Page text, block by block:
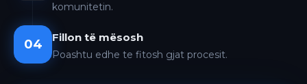
komunitetin.
04 Fillon të mësosh
Poashtu edhe te fitosh gjat procesit.